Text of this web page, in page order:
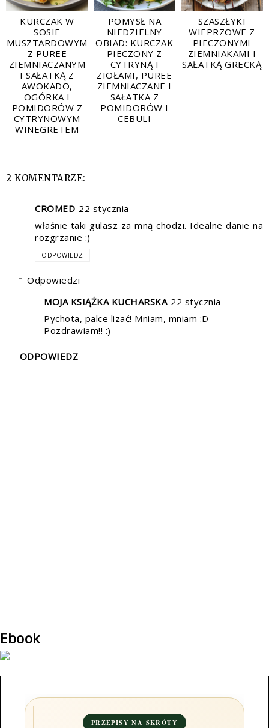
KURCZAK W
SOSIE
MUSZTARDOWYM
Z PUREE
ZIEMNIACZANYM
I SAŁATKĄ Z
AWOKADO,
OGÓRKA I
POMIDORÓW Z
CYTRYNOWYM
WINEGRETEM
POMYSŁ NA
NIEDZIELNY
OBIAD: KURCZAK
PIECZONY Z
CYTRYNĄ I
ZIOŁAMI, PUREE
ZIEMNIACZANE I
SAŁATKA Z
POMIDORÓW I
CEBULI
SZASZŁYKI
WIEPRZOWE Z
PIECZONYMI
ZIEMNIAKAMI I
SAŁATKĄ GRECKĄ
2 KOMENTARZE:
CROMED 22 stycznia
właśnie taki gulasz za mną chodzi. Idealne danie na
rozgrzanie :)
ODPOWIEDZ
Odpowiedzi
MOJA KSIĄŻKA KUCHARSKA 22 stycznia
Pychota, palce lizać! Mniam, mniam :D
Pozdrawiam!! :)
ODPOWIEDZ
Ebook
PRZEPISY NA SKRÓTY